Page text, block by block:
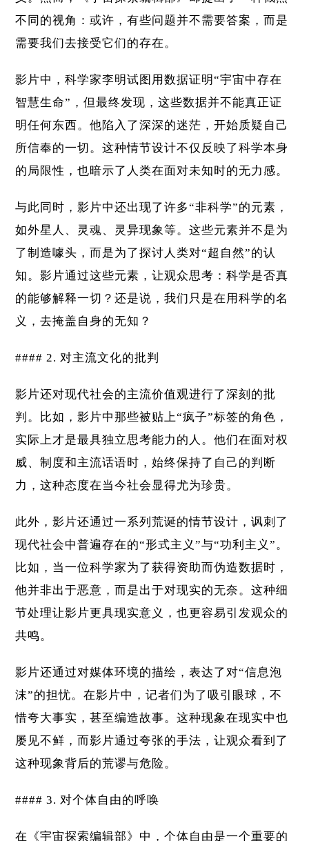
不同的视角：或许，有些问题并不需要答案，而是
需要我们去接受它们的存在。
影片中，科学家李明试图用数据证明“宇宙中存在
智慧生命”，但最终发现，这些数据并不能真正证
明任何东西。他陷入了深深的迷茫，开始质疑自己
所信奉的一切。这种情节设计不仅反映了科学本身
的局限性，也暗示了人类在面对未知时的无力感。
与此同时，影片中还出现了许多“非科学”的元素，
如外星人、灵魂、灵异现象等。这些元素并不是为
了制造噱头，而是为了探讨人类对“超自然”的认
知。影片通过这些元素，让观众思考：科学是否真
的能够解释一切？还是说，我们只是在用科学的名
义，去掩盖自身的无知？
#### 2. 对主流文化的批判
影片还对现代社会的主流价值观进行了深刻的批
判。比如，影片中那些被贴上“疯子”标签的角色，
实际上才是最具独立思考能力的人。他们在面对权
威、制度和主流话语时，始终保持了自己的判断
力，这种态度在当今社会显得尤为珍贵。
此外，影片还通过一系列荒诞的情节设计，讽刺了
现代社会中普遍存在的“形式主义”与“功利主义”。
比如，当一位科学家为了获得资助而伪造数据时，
他并非出于恶意，而是出于对现实的无奈。这种细
节处理让影片更具现实意义，也更容易引发观众的
共鸣。
影片还通过对媒体环境的描绘，表达了对“信息泡
沫”的担忧。在影片中，记者们为了吸引眼球，不
惜夸大事实，甚至编造故事。这种现象在现实中也
屡见不鲜，而影片通过夸张的手法，让观众看到了
这种现象背后的荒谬与危险。
#### 3. 对个体自由的呼唤
在《宇宙探索编辑部》中，个体自由是一个重要的